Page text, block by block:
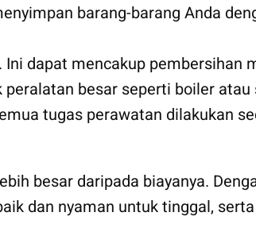
barang-barang Anda
dapat mencakup pembersihan
besar seperti boiler
tugas perawatan dilakukan
besar daripada biayanya.
dan nyaman untuk tinggal, serta